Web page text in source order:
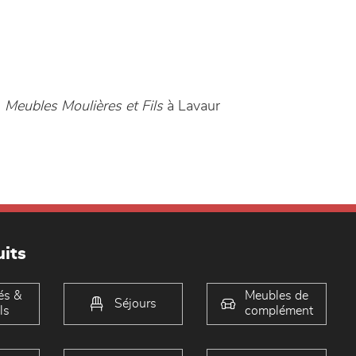
Meubles Moulières et Filsà Lavaur
&
Séjours
Meubles de
complément